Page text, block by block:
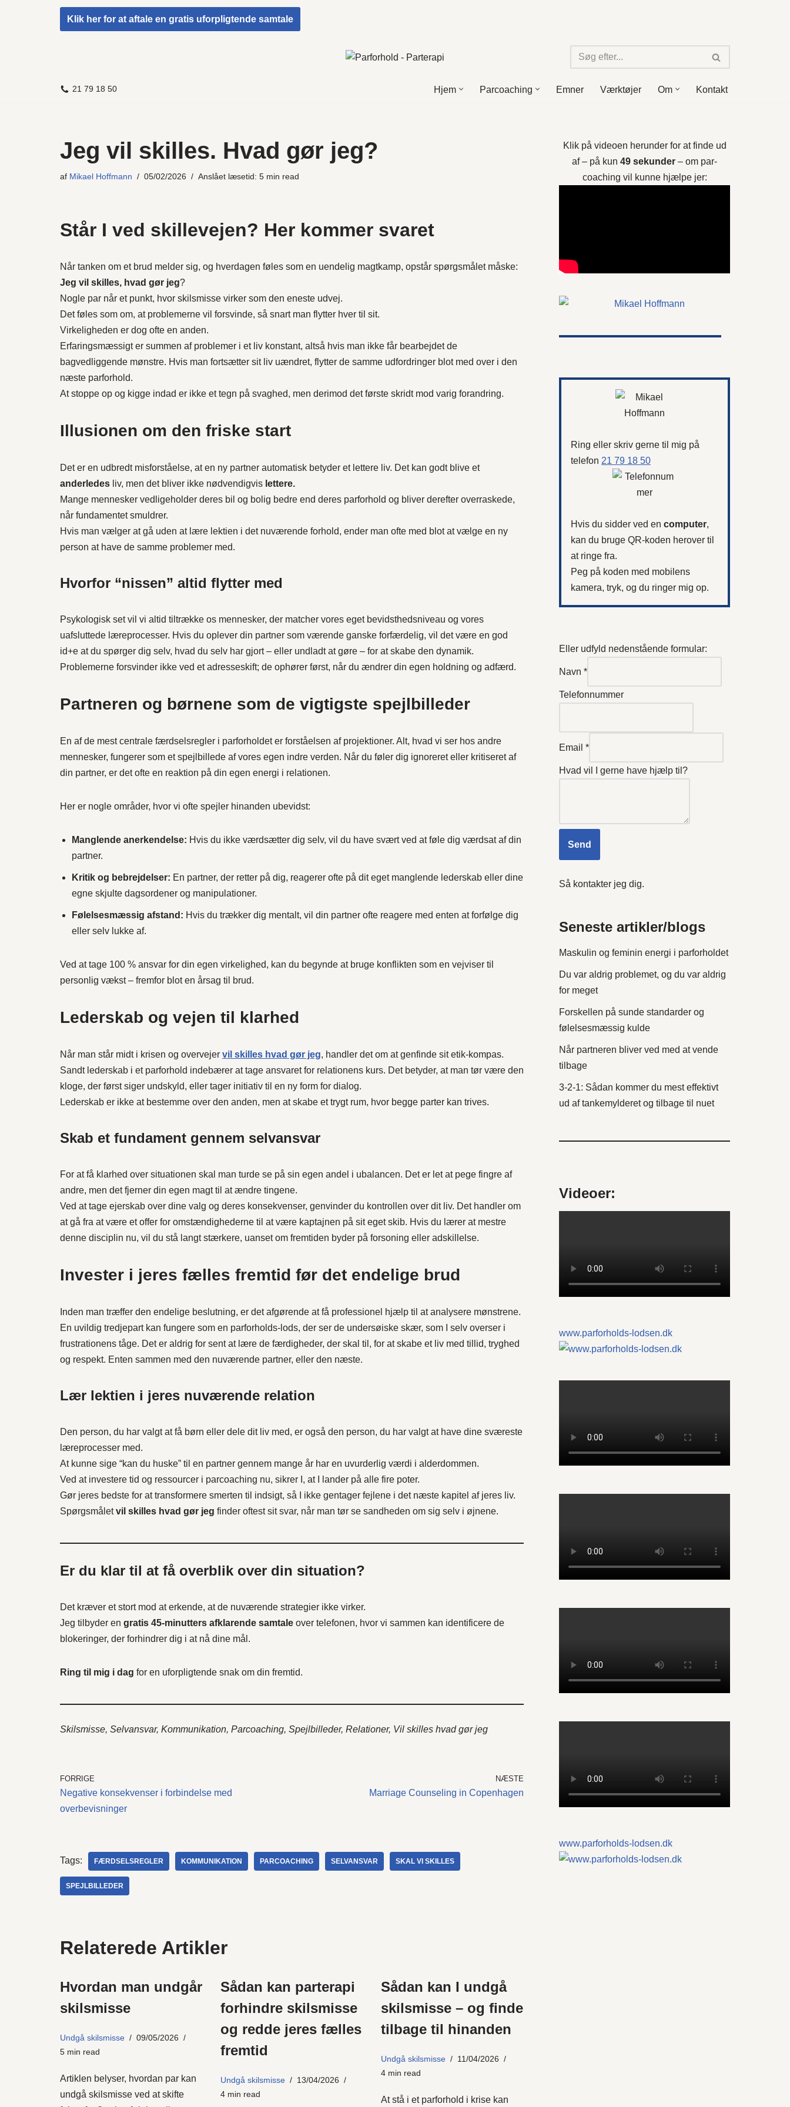
Klik her for at aftale en gratis uforpligtende samtale
21 79 18 50 Hjem Parcoaching Emner Værktøjer Om Kontakt
Jeg vil skilles. Hvad gør jeg?
af Mikael Hoffmann 05/02/2026 Anslået læsetid: 5 min read
Står I ved skillevejen? Her kommer svaret
Når tanken om et brud melder sig, og hverdagen føles som en uendelig magtkamp, opstår spørgsmålet måske:
Jeg vil skilles, hvad gør jeg?
Nogle par når et punkt, hvor skilsmisse virker som den eneste udvej.
Det føles som om, at problemerne vil forsvinde, så snart man flytter hver til sit.
Virkeligheden er dog ofte en anden.
Erfaringsmæssigt er summen af problemer i et liv konstant, altså hvis man ikke får bearbejdet de
bagvedliggende mønstre. Hvis man fortsætter sit liv uændret, flytter de samme udfordringer blot med over i den
næste parforhold.
At stoppe op og kigge indad er ikke et tegn på svaghed, men derimod det første skridt mod varig forandring.
Illusionen om den friske start
Det er en udbredt misforståelse, at en ny partner automatisk betyder et lettere liv. Det kan godt blive et
anderledes liv, men det bliver ikke nødvendigvis lettere.
Mange mennesker vedligeholder deres bil og bolig bedre end deres parforhold og bliver derefter overraskede,
når fundamentet smuldrer.
Hvis man vælger at gå uden at lære lektien i det nuværende forhold, ender man ofte med blot at vælge en ny
person at have de samme problemer med.
Hvorfor “nissen” altid flytter med
Psykologisk set vil vi altid tiltrække os mennesker, der matcher vores eget bevidsthedsniveau og vores
uafsluttede læreprocesser. Hvis du oplever din partner som værende ganske forfærdelig, vil det være en god
id+e at du spørger dig selv, hvad du selv har gjort – eller undladt at gøre – for at skabe den dynamik.
Problemerne forsvinder ikke ved et adresseskift; de ophører først, når du ændrer din egen holdning og adfærd.
Partneren og børnene som de vigtigste spejlbilleder
En af de mest centrale færdselsregler i parforholdet er forståelsen af projektioner. Alt, hvad vi ser hos andre
mennesker, fungerer som et spejlbillede af vores egen indre verden. Når du føler dig ignoreret eller kritiseret af
din partner, er det ofte en reaktion på din egen energi i relationen.
Her er nogle områder, hvor vi ofte spejler hinanden ubevidst:
Manglende anerkendelse: Hvis du ikke værdsætter dig selv, vil du have svært ved at føle dig værdsat af din
partner.
Kritik og bebrejdelser: En partner, der retter på dig, reagerer ofte på dit eget manglende lederskab eller dine
egne skjulte dagsordener og manipulationer.
Følelsesmæssig afstand: Hvis du trækker dig mentalt, vil din partner ofte reagere med enten at forfølge dig
eller selv lukke af.
Ved at tage 100 % ansvar for din egen virkelighed, kan du begynde at bruge konflikten som en vejviser til
personlig vækst – fremfor blot en årsag til brud.
Lederskab og vejen til klarhed
Når man står midt i krisen og overvejer vil skilles hvad gør jeg, handler det om at genfinde sit etik-kompas.
Sandt lederskab i et parforhold indebærer at tage ansvaret for relationens kurs. Det betyder, at man tør være den
kloge, der først siger undskyld, eller tager initiativ til en ny form for dialog.
Lederskab er ikke at bestemme over den anden, men at skabe et trygt rum, hvor begge parter kan trives.
Skab et fundament gennem selvansvar
For at få klarhed over situationen skal man turde se på sin egen andel i ubalancen. Det er let at pege fingre af
andre, men det fjerner din egen magt til at ændre tingene.
Ved at tage ejerskab over dine valg og deres konsekvenser, genvinder du kontrollen over dit liv. Det handler om
at gå fra at være et offer for omstændighederne til at være kaptajnen på sit eget skib. Hvis du lærer at mestre
denne disciplin nu, vil du stå langt stærkere, uanset om fremtiden byder på forsoning eller adskillelse.
Invester i jeres fælles fremtid før det endelige brud
Inden man træffer den endelige beslutning, er det afgørende at få professionel hjælp til at analysere mønstrene.
En uvildig tredjepart kan fungere som en parforholds-lods, der ser de undersøiske skær, som I selv overser i
frustrationens tåge. Det er aldrig for sent at lære de færdigheder, der skal til, for at skabe et liv med tillid, tryghed
og respekt. Enten sammen med den nuværende partner, eller den næste.
Lær lektien i jeres nuværende relation
Den person, du har valgt at få børn eller dele dit liv med, er også den person, du har valgt at have dine sværeste
læreprocesser med.
At kunne sige “kan du huske” til en partner gennem mange år har en uvurderlig værdi i alderdommen.
Ved at investere tid og ressourcer i parcoaching nu, sikrer I, at I lander på alle fire poter.
Gør jeres bedste for at transformere smerten til indsigt, så I ikke gentager fejlene i det næste kapitel af jeres liv.
Spørgsmåletvil skilles hvad gør jeg finder oftest sit svar, når man tør se sandheden om sig selv i øjnene.
Er du klar til at få overblik over din situation?
Det kræver et stort mod at erkende, at de nuværende strategier ikke virker.
Jeg tilbyder en gratis 45-minutters afklarende samtale over telefonen, hvor vi sammen kan identificere de
blokeringer, der forhindrer dig i at nå dine mål.
Ring til mig i dag for en uforpligtende snak om din fremtid.
Skilsmisse, Selvansvar, Kommunikation, Parcoaching, Spejlbilleder, Relationer, Vil skilles hvad gør jeg
FORRIGE
Negative konsekvenser i forbindelse med
overbevisninger
NÆSTE
Marriage Counseling in Copenhagen
Tags: FÆRDSELSREGLER KOMMUNIKATION PARCOACHING SELVANSVAR SKAL VI SKILLES
SPEJLBILLEDER
Relaterede Artikler
Hvordan man undgår
skilsmisse
Undgå skilsmisse
09/05/2026
5 min read
Artiklen belyser, hvordan par kan
undgå skilsmisse ved at skifte
Sådan kan parterapi
forhindre skilsmisse
og redde jeres fælles
fremtid
Undgå skilsmisse
13/04/2026
4 min read
Sådan kan I undgå
skilsmisse – og finde
tilbage til hinanden
Undgå skilsmisse
11/04/2026
4 min read
At stå i et parforhold i krise kan
Klik på videoen herunder for at finde ud
af – på kun 49 sekunder – om par-
coaching vil kunne hjælpe jer:
Ring eller skriv gerne til mig på
telefon 21 79 18 50
Hvis du sidder ved en computer,
kan du bruge QR-koden herover til
at ringe fra.
Peg på koden med mobilens
kamera, tryk, og du ringer mig op.
Eller udfyld nedenstående formular:
Navn *
Telefonnummer
Email *
Hvad vil I gerne have hjælp til?
Send
Så kontakter jeg dig.
Seneste artikler/blogs
Maskulin og feminin energi i parforholdet
Du var aldrig problemet, og du var aldrig
for meget
Forskellen på sunde standarder og
følelsesmæssig kulde
Når partneren bliver ved med at vende
tilbage
3‑2‑1: Sådan kommer du mest effektivt
ud af tankemylderet og tilbage til nuet
Videoer:
www.parforholds-lodsen.dk
www.parforholds-lodsen.dk